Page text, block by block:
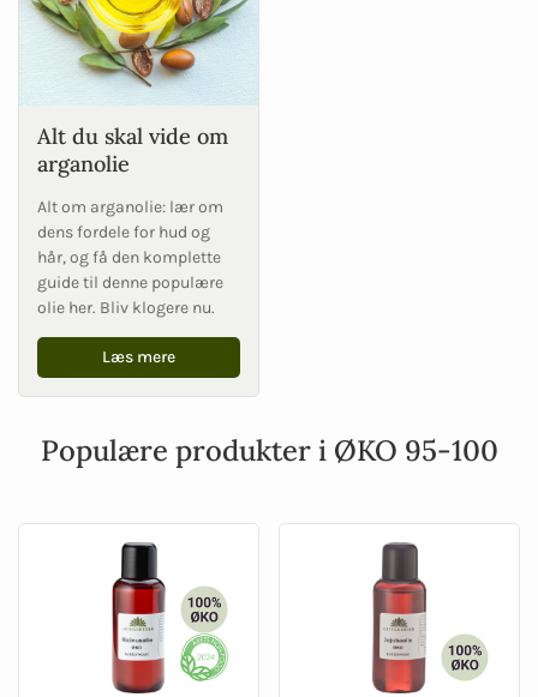
Alt du skal vide om
arganolie
Alt om arganolie: lær om
dens fordele for hud og
hår, og få den komplette
guide til denne populære
olie her. Bliv klogere nu.
Læs mere
Populære produkter i ØKO 95-100